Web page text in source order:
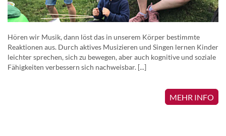
Hören wir Musik, dann löst das in unserem Körper bestimmte
Reaktionen aus. Durch aktives Musizieren und Singen lernen Kinder
leichter sprechen, sich zu bewegen, aber auch kognitive und soziale
Fähigkeiten verbessern sich nachweisbar. [...]
MEHR INFO